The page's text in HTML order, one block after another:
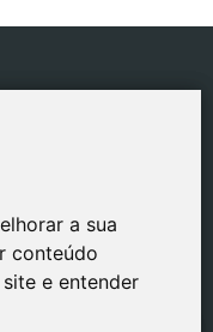
a sua
conteúdo
e entender
a sua
conteúdo
e entender